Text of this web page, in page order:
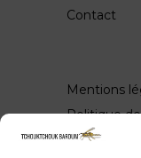
Contact
Mentions
Politique